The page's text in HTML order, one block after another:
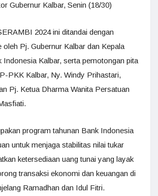
Gubernur Kalbar, Senin (18/30)
2024 ini ditandai dengan
oleh Pj. Gubernur Kalbar dan Kepala
Indonesia Kalbar, serta pemotongan pita
PKK Kalbar, Ny. Windy Prihastari,
Pj. Ketua Dharma Wanita Persatuan
program tahunan Bank Indonesia
untuk menjaga stabilitas nilai tukar
ketersediaan uang tunai yang layak
transaksi ekonomi dan keuangan di
Ramadhan dan Idul Fitri.